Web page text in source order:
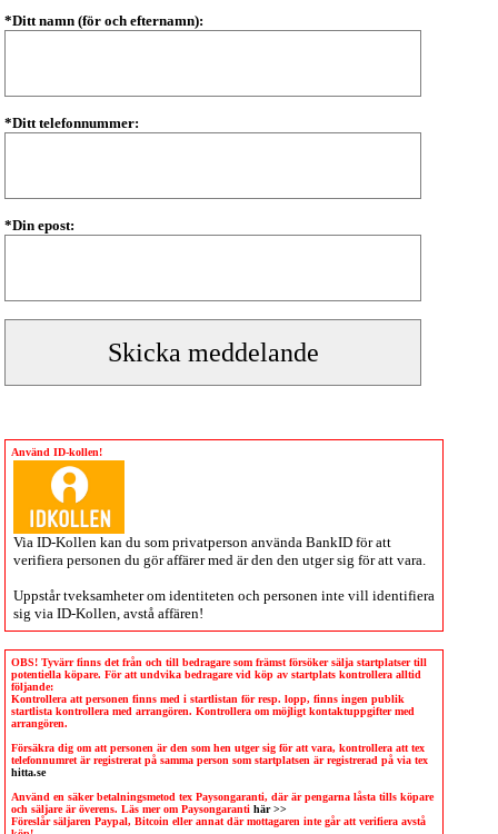
*Ditt namn (för och efternamn):
*Ditt telefonnummer:
*Din epost:
Använd ID-kollen!
Via ID-Kollen kan du som privatperson använda BankID för att
verifiera personen du gör affärer med är den den utger sig för att vara.
Uppstår tveksamheter om identiteten och personen inte vill identifiera
sig via ID-Kollen , avstå affären!
OBS! Tyvärr finns det från och till bedragare som främst försöker sälja startplatser till
potentiella köpare. För att undvika bedragare vid köp av startplats kontrollera alltid
följande:
Kontrollera att personen finns med i startlistan för resp. lopp, finns ingen publik
startlista kontrollera med arrangören. Kontrollera om möjligt kontaktuppgifter med
arrangören.
Försäkra dig om att personen är den som hen utger sig för att vara, kontrollera att tex
telefonnumret är registrerat på samma person som startplatsen är registrerad på via tex
hitta.se
Använd en säker betalningsmetod tex Paysongaranti, där är pengarna låsta tills köpare
och säljare är överens. Läs mer om Paysongaranti här >>
Föreslår säljaren Paypal, Bitcoin eller annat där mottagaren inte går att verifiera avstå